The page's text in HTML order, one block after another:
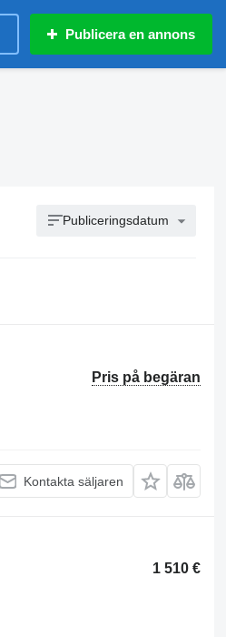
Publicera en annons
Publiceringsdatum
Pris på begäran
Kontakta säljaren
1 510 €